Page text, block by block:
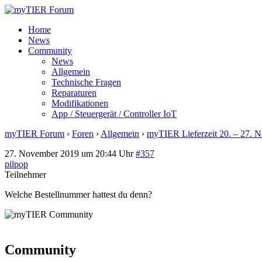
Home
News
Community
News
Allgemein
Technische Fragen
Reparaturen
Modifikationen
App / Steuergerät / Controller IoT
myTIER Forum › Foren › Allgemein › myTIER Lieferzeit 20. – 27.
27. November 2019 um 20:44 Uhr #357
pilpop
Teilnehmer
Welche Bestellnummer hattest du denn?
Community